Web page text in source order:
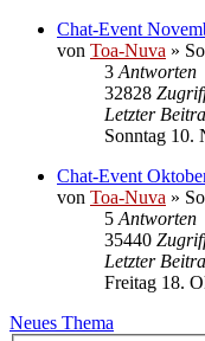
Chat-Event
von Toa-Nuva »
3 Antworten
32828
Letzter
Sonntag 10.
Chat-Event
von Toa-Nuva »
5 Antworten
35440
Letzter
Freitag 18.
Neues Thema